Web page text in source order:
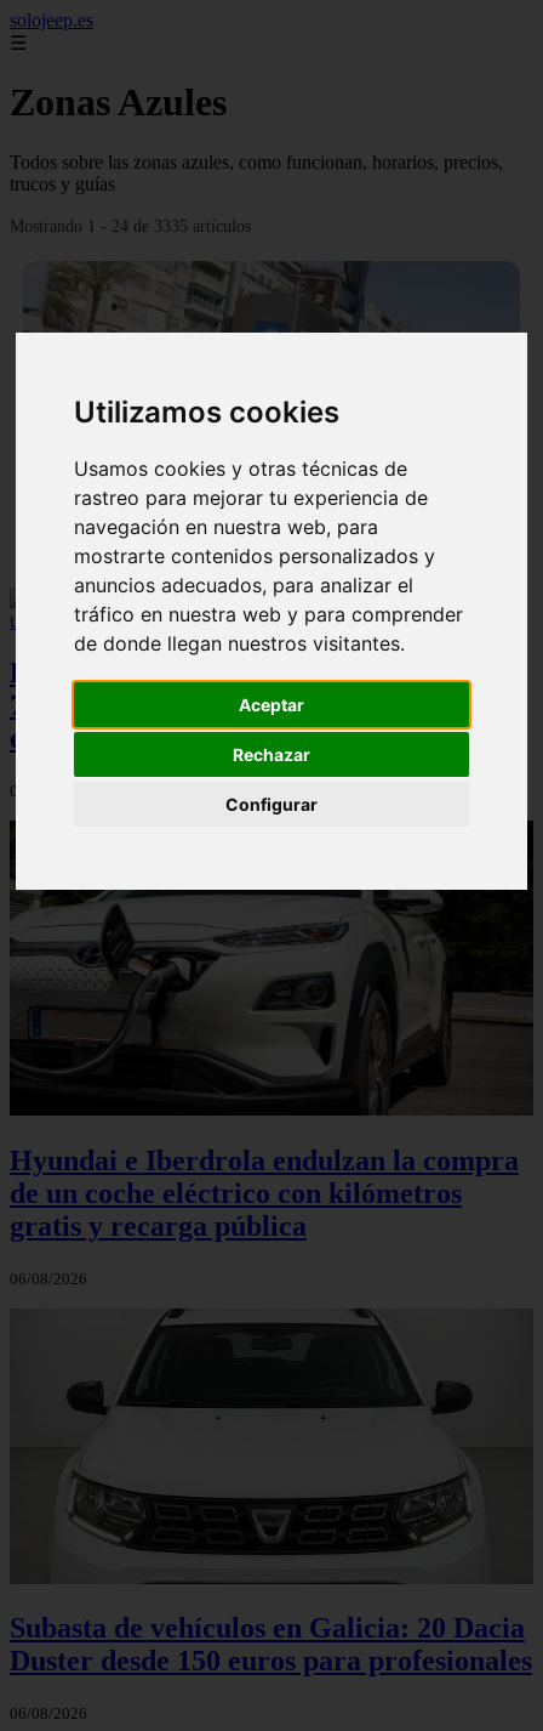
Utilizamos cookies
Usamos cookies y otras técnicas de
rastreo para mejorar tu experiencia de
navegación en nuestra web, para
mostrarte contenidos personalizados y
anuncios adecuados, para analizar el
tráfico en nuestra web y para comprender
de donde llegan nuestros visitantes.
Aceptar
Rechazar
Configurar
solojeep.es
☰
Zonas Azules
Todos sobre las zonas azules, como funcionan, horarios, precios,
trucos y guías
Mostrando 1 - 24 de 3335 artículos
▷ Zona Azul Córdoba 《 Horarios y Tarifas 2024 》
Peugeot acelera en el mercado español:
7.062 matriculaciones y un 5,9% de cuota
en julio
06/08/2026
Hyundai e Iberdrola endulzan la compra
de un coche eléctrico con kilómetros
gratis y recarga pública
06/08/2026
Subasta de vehículos en Galicia: 20 Dacia
Duster desde 150 euros para profesionales
06/08/2026